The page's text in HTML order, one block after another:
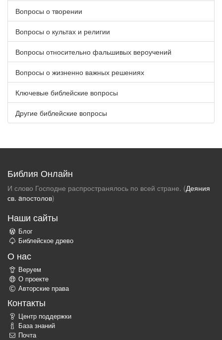
Вопросы о творении
Вопросы о культах и религии
Вопросы относительно фальшивых вероучений
Вопросы о жизненно важных решениях
Ключевые библейские вопросы
Другие библейские вопросы
Библия Онлайн
И слово Господне распространялось по всей стране. (Деяния
св. aпостолов)
Наши сайты
Блог
Библейское древо
О нас
Веруем
О проекте
Авторские права
Контакты
Центр поддержки
База знаний
Почта